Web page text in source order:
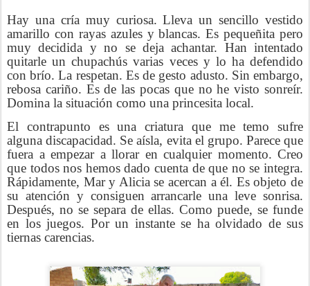
Hay una cría muy curiosa. Lleva un sencillo vestido
amarillo con rayas azules y blancas. Es pequeñita pero
muy decidida y no se deja achantar. Han intentado
quitarle un chupachús varias veces y lo ha defendido
con brío. La respetan. Es de gesto adusto. Sin embargo,
rebosa cariño. Es de las pocas que no he visto sonreír.
Domina la situación como una princesita local.
El contrapunto es una criatura que me temo sufre
alguna discapacidad. Se aísla, evita el grupo. Parece que
fuera a empezar a llorar en cualquier momento. Creo
que todos nos hemos dado cuenta de que no se integra.
Rápidamente, Mar y Alicia se acercan a él. Es objeto de
su atención y consiguen arrancarle una leve sonrisa.
Después, no se separa de ellas. Como puede, se funde
en los juegos. Por un instante se ha olvidado de sus
tiernas carencias.